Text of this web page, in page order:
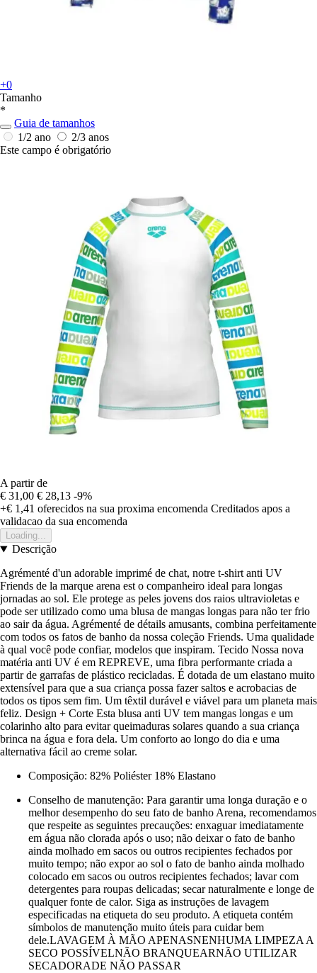
+0
Tamanho
*
Guia de tamanhos
1/2 ano
2/3 anos
Este campo é obrigatório
A partir de
€ 31,00 € 28,13 -9%
+€ 1,41 oferecidos na sua proxima encomenda Creditados apos a
validacao da sua encomenda
Loading...
Descrição
Agrémenté d'un adorable imprimé de chat, notre t-shirt anti UV
Friends de la marque arena est o companheiro ideal para longas
jornadas ao sol. Ele protege as peles jovens dos raios ultravioletas e
pode ser utilizado como uma blusa de mangas longas para não ter frio
ao sair da água. Agrémenté de détails amusants, combina perfeitamente
com todos os fatos de banho da nossa coleção Friends. Uma qualidade
à qual você pode confiar, modelos que inspiram. Tecido Nossa nova
matéria anti UV é em REPREVE, uma fibra performante criada a
partir de garrafas de plástico recicladas. É dotada de um elastano muito
extensível para que a sua criança possa fazer saltos e acrobacias de
todos os tipos sem fim. Um têxtil durável e viável para um planeta mais
feliz. Design + Corte Esta blusa anti UV tem mangas longas e um
colarinho alto para evitar queimaduras solares quando a sua criança
brinca na água e fora dela. Um conforto ao longo do dia e uma
alternativa fácil ao creme solar.
Composição: 82% Poliéster 18% Elastano
Conselho de manutenção: Para garantir uma longa duração e o
melhor desempenho do seu fato de banho Arena, recomendamos
que respeite as seguintes precauções: enxaguar imediatamente
em água não clorada após o uso; não deixar o fato de banho
ainda molhado em sacos ou outros recipientes fechados por
muito tempo; não expor ao sol o fato de banho ainda molhado
colocado em sacos ou outros recipientes fechados; lavar com
detergentes para roupas delicadas; secar naturalmente e longe de
qualquer fonte de calor. Siga as instruções de lavagem
especificadas na etiqueta do seu produto. A etiqueta contém
símbolos de manutenção muito úteis para cuidar bem
dele.LAVAGEM À MÃO APENASNENHUMA LIMPEZA A
SECO POSSÍVELNÃO BRANQUEARNÃO UTILIZAR
SECADORADE NÃO PASSAR